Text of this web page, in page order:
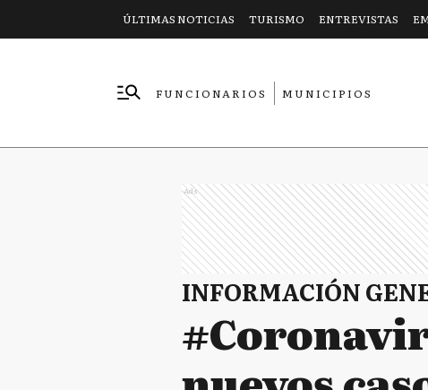
ÚLTIMAS NOTICIAS TURISMO ENTREVISTAS
FUNCIONARIOS
MUNICIPIOS
Ads
INFORMACIÓN